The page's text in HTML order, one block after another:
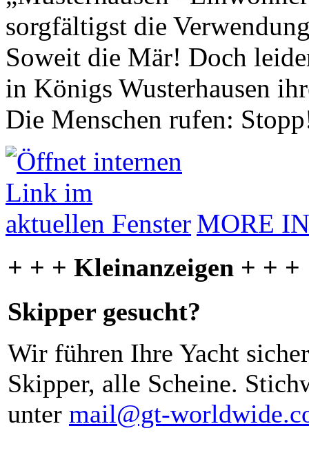
sorgfältigst die
Soweit die Mär! Doch
in Königs Wusterhausen
Die Menschen rufen:
MORE
+ + + Kleinanzeigen + + +
Skipper gesucht?
Wir führen Ihre Yacht
Skipper, alle Scheine.
unter mail@gt-